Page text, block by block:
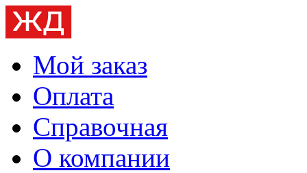
Мой заказ
Оплата
Справочная
О компании